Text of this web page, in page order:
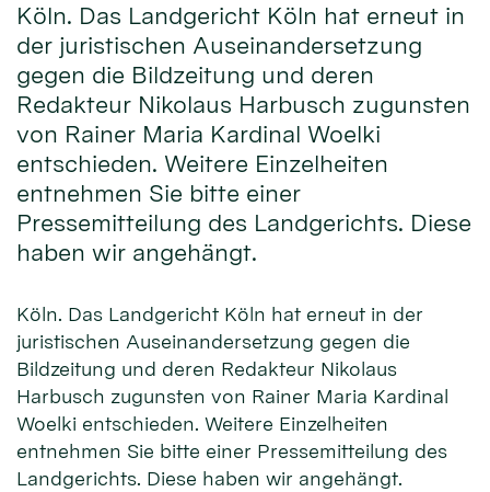
Köln. Das Landgericht Köln hat erneut in
der juristischen Auseinandersetzung
gegen die Bildzeitung und deren
Redakteur Nikolaus Harbusch zugunsten
von Rainer Maria Kardinal Woelki
entschieden. Weitere Einzelheiten
entnehmen Sie bitte einer
Pressemitteilung des Landgerichts. Diese
haben wir angehängt.
Köln. Das Landgericht Köln hat erneut in der
juristischen Auseinandersetzung gegen die
Bildzeitung und deren Redakteur Nikolaus
Harbusch zugunsten von Rainer Maria Kardinal
Woelki entschieden. Weitere Einzelheiten
entnehmen Sie bitte einer Pressemitteilung des
Landgerichts. Diese haben wir angehängt.